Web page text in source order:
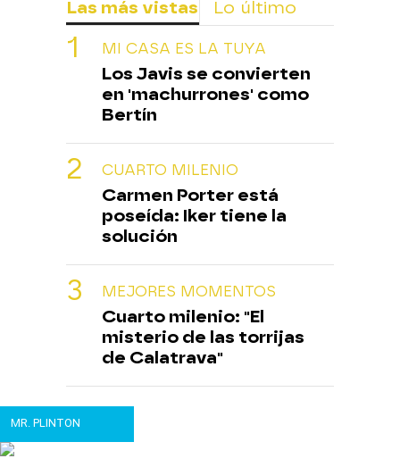
Las más vistas Lo último
MI CASA ES LA TUYA
Los Javis se convierten
en 'machurrones' como
Bertín
CUARTO MILENIO
Carmen Porter está
poseída: Iker tiene la
solución
MEJORES MOMENTOS
Cuarto milenio: "El
misterio de las torrijas
de Calatrava"
MR. PLINTON